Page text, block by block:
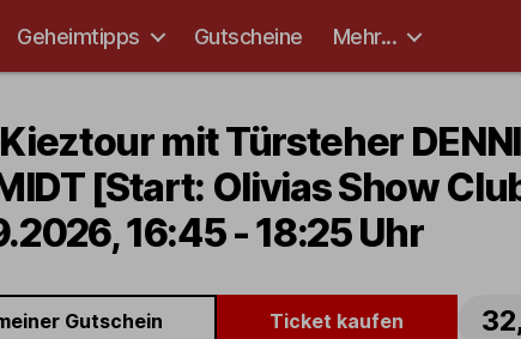
Geheimtipps Gutscheine Mehr...
mit Türsteher
[Start: Olivias Show
16:45 - 18:25 Uhr
Gutschein Ticket kaufen